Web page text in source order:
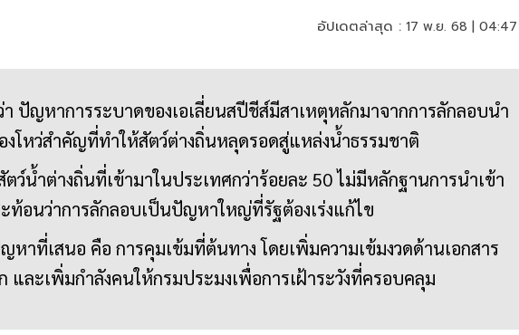
อัปเดตล่าสุด : 17 พ.ย. 68 |
า ปัญหาการระบาดของเอเลี่ยนสปีชีส์มีสาเหตุหลักมาจากการลักลอบนำ
งโหว่สำคัญที่ทำให้สัตว์ต่างถิ่นหลุดรอดสู่แหล่งน้ำธรรมชาติ
ว์น้ำต่างถิ่นที่เข้ามาในประเทศกว่าร้อยละ 50 ไม่มีหลักฐานการนำเข้า
ท้อนว่าการลักลอบเป็นปัญหาใหญ่ที่รัฐต้องเร่งแก้ไข
หาที่เสนอ คือ การคุมเข้มที่ต้นทาง โดยเพิ่มความเข้มงวดด้านเอกสาร
และเพิ่มกำลังคนให้กรมประมงเพื่อการเฝ้าระวังที่ครอบคลุม